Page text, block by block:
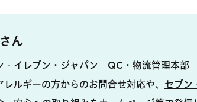
ん
‐イレブン・ジャパン QC・物流管理本
レルギーの方からのお問合せ対応や、 セブン